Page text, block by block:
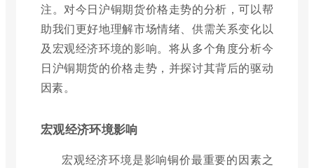
注。对今日沪铜期货价格走势的分析，可以帮
助我们更好地理解市场情绪、供需关系变化以
及宏观经济环境的影响。将从多个角度分析今
日沪铜期货的价格走势，并探讨其背后的驱动
因素。
宏观经济环境影响
宏观经济环境是影响铜价最重要的因素之